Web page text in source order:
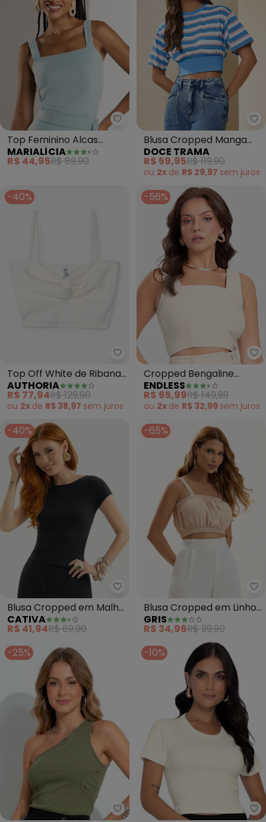
Marialícia - Top Feminino Alcas
Top Feminino Alcas
(Azul)
MARIALÍCIA
R$ 44,95R$ 89,90
Blusa Cropped Manga
Curta (Listrado)
DOCE TRAMA
R$ 59,95R$ 119,90
ou 2x de R$ 29,97 sem juros
-40%
Authoria - Top Off White de
Top Off White de Ribana
com Nó (Off White)
AUTHORIA
R$ 77,94R$ 129,90
ou 2x de R$ 38,97 sem juros
-56%
Cropped Bengaline
(Bege)
ENDLESS
R$ 65,99R$ 149,99
ou 2x de R$ 32,99 sem juros
-40%
Cativa - Blusa Cropped em
Blusa Cropped em Malha
Texturizada (Preto)
CATIVA
R$ 41,94R$ 69,90
-65%
Blusa Cropped em Linho
(Bege)
GRIS
R$ 34,96R$ 99,90
-25%
Bimini - Blusa (Verde) em
-10%